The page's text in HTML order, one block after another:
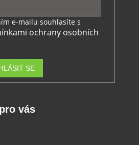
e-mailu souhlasíte s
ochrany osobních
SE
vás